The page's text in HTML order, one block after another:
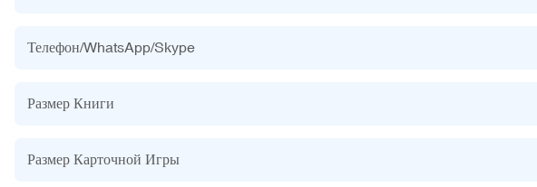
Телефон/WhatsApp/Skype
Размер Книги
Размер Карточной Игры